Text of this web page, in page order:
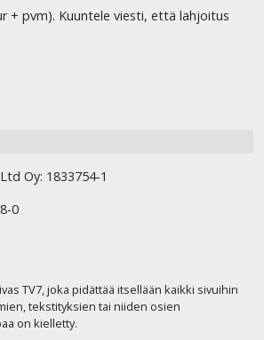
+ pvm). Kuuntele viesti, että lahjoitus
Oy: 1833754-1
0
TV7, joka pidättää itsellään kaikki sivuihin
tekstityksien tai niiden osien
on kielletty.